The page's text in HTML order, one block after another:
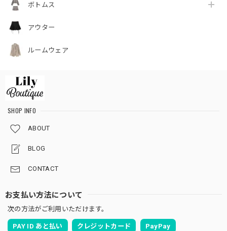
ボトムス
アウター
ルームウェア
SHOP INFO
ABOUT
BLOG
CONTACT
お支払い方法について
次の方法がご利用いただけます。
PAY ID あと払い クレジットカード PayPay